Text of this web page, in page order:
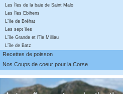
Les îles de la baie de Saint Malo
Les îles Ebihens
L'île de Bréhat
Les sept îles
L'île Grande et l'île Milliau
L'île de Batz
Recettes de poisson
Nos Coups de coeur pour la Corse